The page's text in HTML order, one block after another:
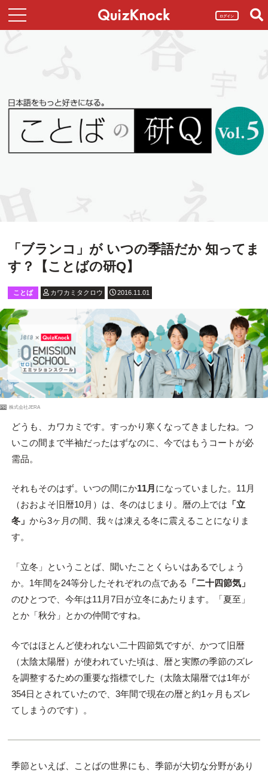
ログイン
「ブランコ」が いつの季語だか 知ってま
す？【ことばの研Q】
ことば カワカミタクロウ 2016.11.01
PR 株式会社JERA
どうも、カワカミです。すっかり寒くなってきましたね。つ
いこの間まで半袖だったはずなのに、今ではもうコートが必
需品。
それもそのはず。いつの間にか11月 になっていました。11月
（おおよそ旧暦10月）は、冬のはじまり。暦の上では 「立
冬」 から3ヶ月の間、我々は凍える冬に震えることになりま
す。
「立冬」ということば、聞いたことくらいはあるでしょう
か。1年間を24等分したそれぞれの点である
「二十四節気」
のひとつで、今年は11月7日が立冬にあたります。「夏至」
とか「秋分」とかの仲間ですね。
今ではほとんど使われない二十四節気ですが、かつて旧暦
（太陰太陽暦）が使われていた頃は、暦と実際の季節のズレ
を調整するための重要な指標でした（太陰太陽暦では1年が
354日とされていたので、3年間で現在の暦と約1ヶ月もズレ
てしまうのです）。
季節といえば、ことばの世界にも、季節が大切な分野があり